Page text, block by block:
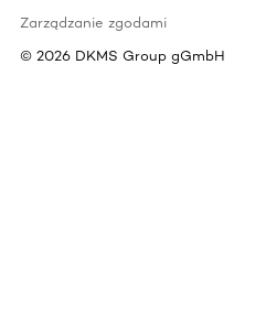
Zarządzanie zgodami
© 2026 DKMS Group gGmbH